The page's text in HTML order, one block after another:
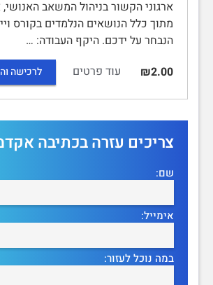
ארגוני הקשור בניהול המשאב
מתוך כלל הנושאים הנלמדים בקורס
הנבחר על ידכם. היקף העבודה: …
₪2.00
עוד פרטים לרכישה
צריכים עזרה בכתיבה
שם:
אימייל:
במה נוכל לעזור: